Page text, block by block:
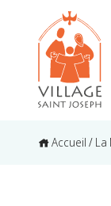
Accueil / La